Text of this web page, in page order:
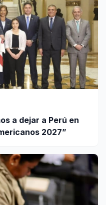
a dejar a Perú en
2027”